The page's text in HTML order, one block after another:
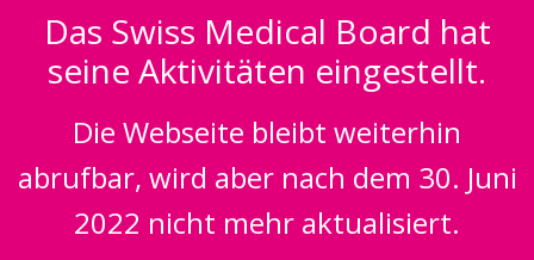
Das Swiss Medical Board hat
seine Aktivitäten eingestellt.
Die Webseite bleibt weiterhin
abrufbar, wird aber nach dem 30. Juni
2022 nicht mehr aktualisiert.